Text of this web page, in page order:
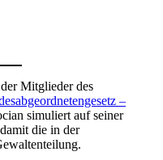
Mitglieder des
–
simuliert auf seiner
die in der